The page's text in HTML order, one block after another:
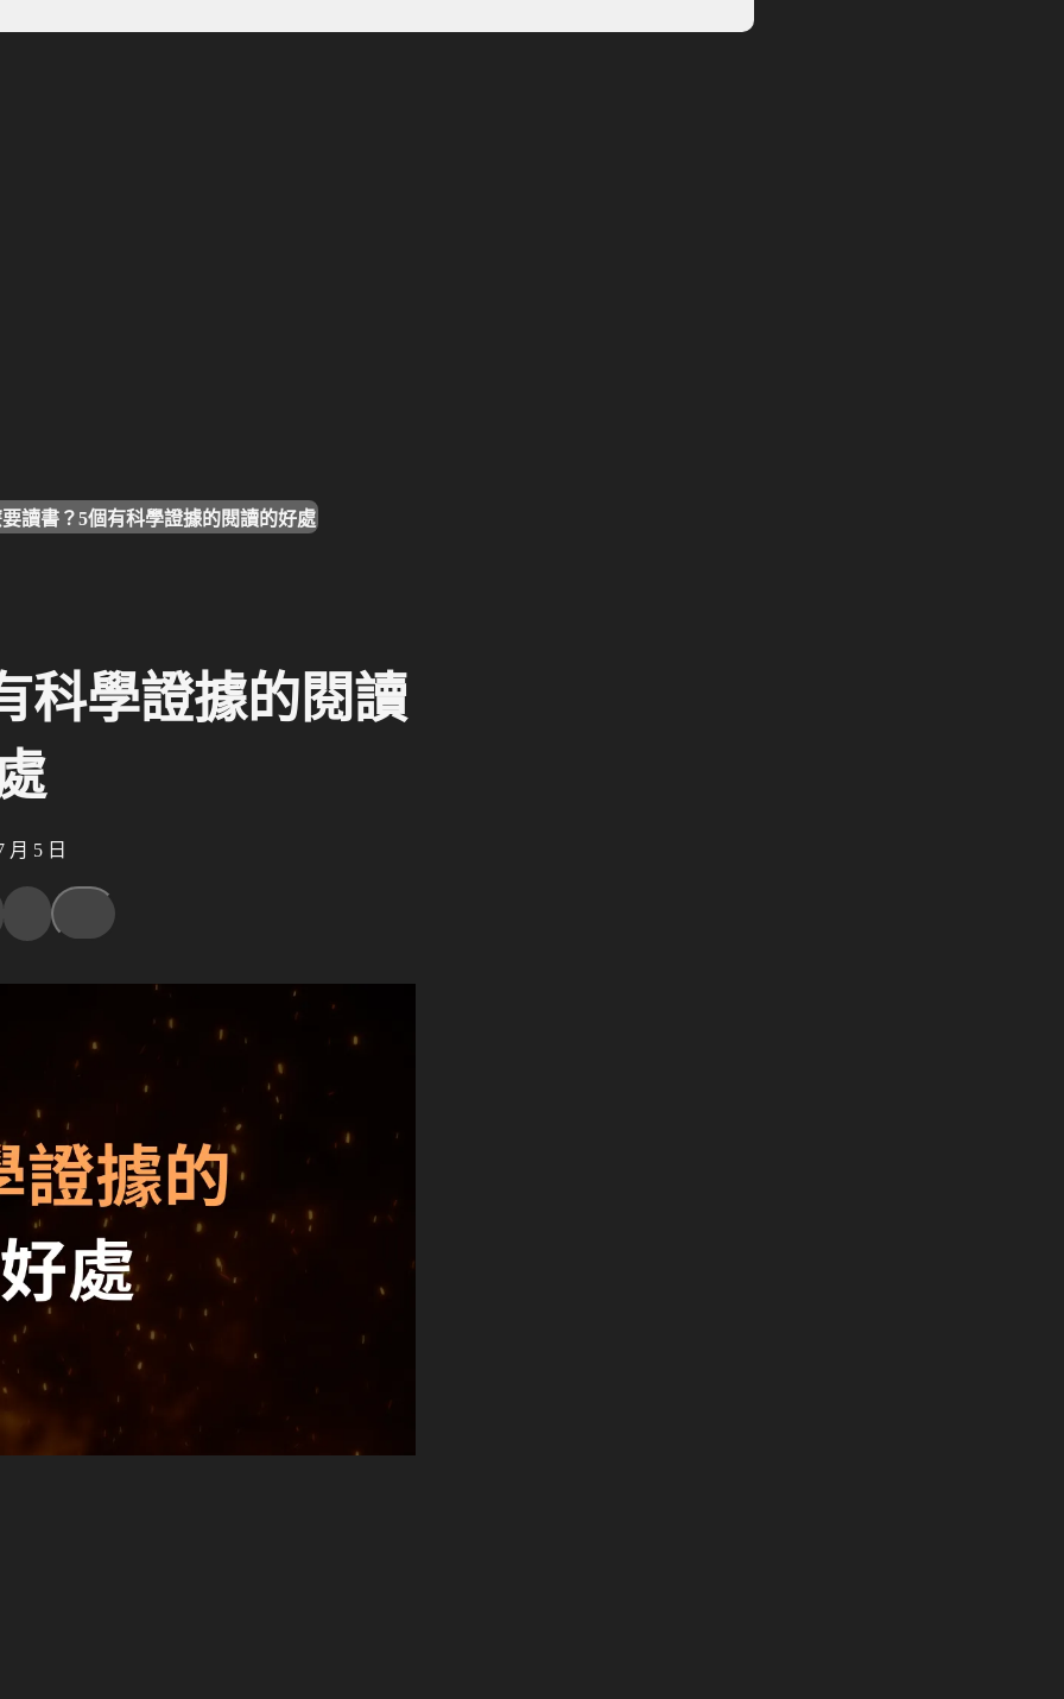
讀書？5個有科學證據的閱讀的好處
科學證據的閱讀
月 5 日